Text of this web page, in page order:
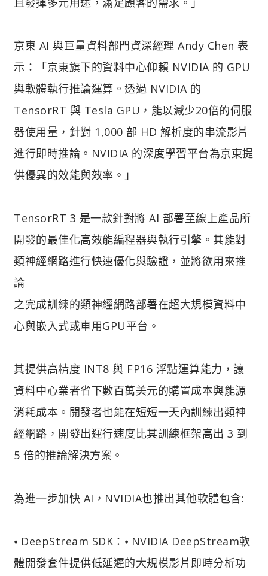
京東 AI 與巨量資料部門資深經理 Andy Chen 表
示：「京東旗下的資料中心仰賴 NVIDIA 的 GPU
與軟體執行推論運算。透過 NVIDIA 的
TensorRT 與 Tesla GPU，能以減少20倍的伺服
器使用量，針對 1,000 部 HD 解析度的串流影片
進行即時推論。NVIDIA 的深度學習平台為京東提
供優異的效能與效率。」
TensorRT 3 是一款針對將 AI 部署至線上產品所
開發的最佳化高效能編程器與執行引擎。其能對
類神經網路進行快速優化與驗證，並將欲用來推
論
之完成訓練的類神經網路部署在超大規模資料中
心與嵌入式或車用GPU平台。
其提供高精度 INT8 與 FP16 浮點運算能力，讓
資料中心業者省下數百萬美元的購置成本與能源
消耗成本。開發者也能在短短一天內訓練出類神
經網路，開發出運行速度比其訓練框架高出 3 到
5 倍的推論解決方案。
為進一步加快 AI，NVIDIA也推出其他軟體包含:
⦁ DeepStream SDK：⦁ NVIDIA DeepStream軟
體開發套件提供低延遲的大規模影片即時分析功